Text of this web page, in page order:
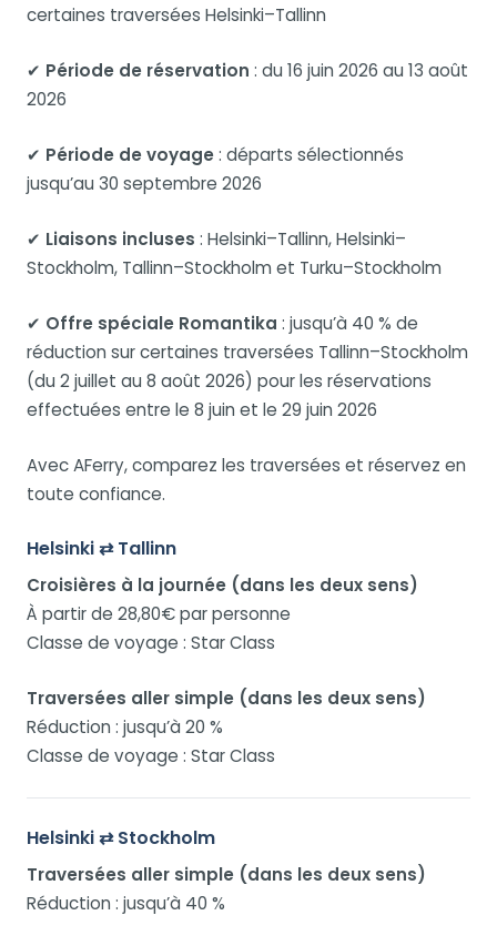
certaines traversées Helsinki–Tallinn
✔ Période de réservation : du 16 juin 2026 au 13 août
2026
✔ Période de voyage: départs sélectionnés
jusqu’au 30 septembre 2026
✔ Liaisons incluses : Helsinki–Tallinn, Helsinki–
Stockholm, Tallinn–Stockholm et Turku–Stockholm
✔ Offre spéciale Romantika : jusqu’à 40 % de
réduction sur certaines traversées Tallinn–Stockholm
(du 2 juillet au 8 août 2026) pour les réservations
effectuées entre le 8 juin et le 29 juin 2026
Avec AFerry, comparez les traversées et réservez en
toute confiance.
Helsinki ⇄ Tallinn
Croisières à la journée (dans les deux sens)
À partir de 28,80€ par personne
Classe de voyage : Star Class
Traversées aller simple (dans les deux sens)
Réduction : jusqu’à 20 %
Classe de voyage : Star Class
Helsinki ⇄ Stockholm
Traversées aller simple (dans les deux sens)
Réduction : jusqu’à 40 %